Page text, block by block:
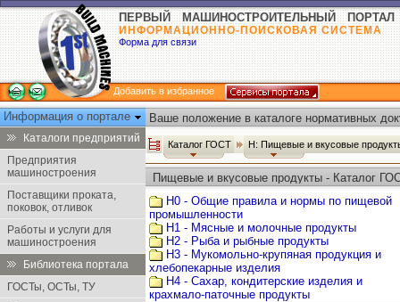
ПЕРВЫЙ МАШИНОСТРОИТЕЛЬНЫЙ ПОРТАЛ
ИНФОРМАЦИОННО-ПОИСКОВАЯ СИСТЕМА
Форма для связи
Добавить в избранное
Информация о портале
Каталоги предприятий
Предприятия
машиностроения
Поставщики проката,
поковок, отливок
Работы и услуги для
машиностроения
Библиотека портала
ГОСТы, ОСТы, ТУ
Ваше положение в каталоге нормативных
Каталог ГОСТ Н: Пищевые и вкусовые
Пищевые и вкусовые продукты - Каталог
Н0 - Общие правила и нормы по пищевой
промышленности
Н1 - Мясные и молочные продукты
Н2 - Рыба и рыбные продукты
Н3 - Мукомольно-крупяная продукция и
хлебопекарные изделия
Н4 - Сахар, кондитерские изделия и
крахмало-паточные продукты